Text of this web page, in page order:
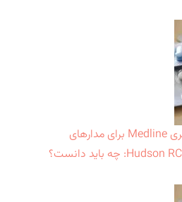
اطلاعیه بازخوانی سراسری Medline برای مدارهای